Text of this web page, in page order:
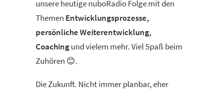
unsere heutige nuboRadio Folge mit den
Themen Entwicklungsprozesse,
persönliche Weiterentwicklung,
Coachingund vielem mehr. Viel Spaß beim
Zuhören 😊.
Die Zukunft. Nicht immer planbar, eher